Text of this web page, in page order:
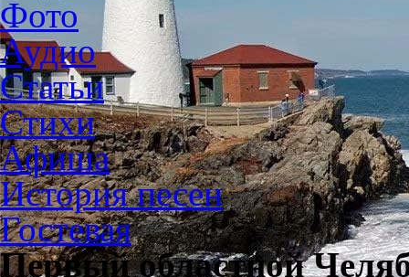
Фото
Аудио
Статьи
Стихи
Афиша
История песен
Гостевая
Первый областной